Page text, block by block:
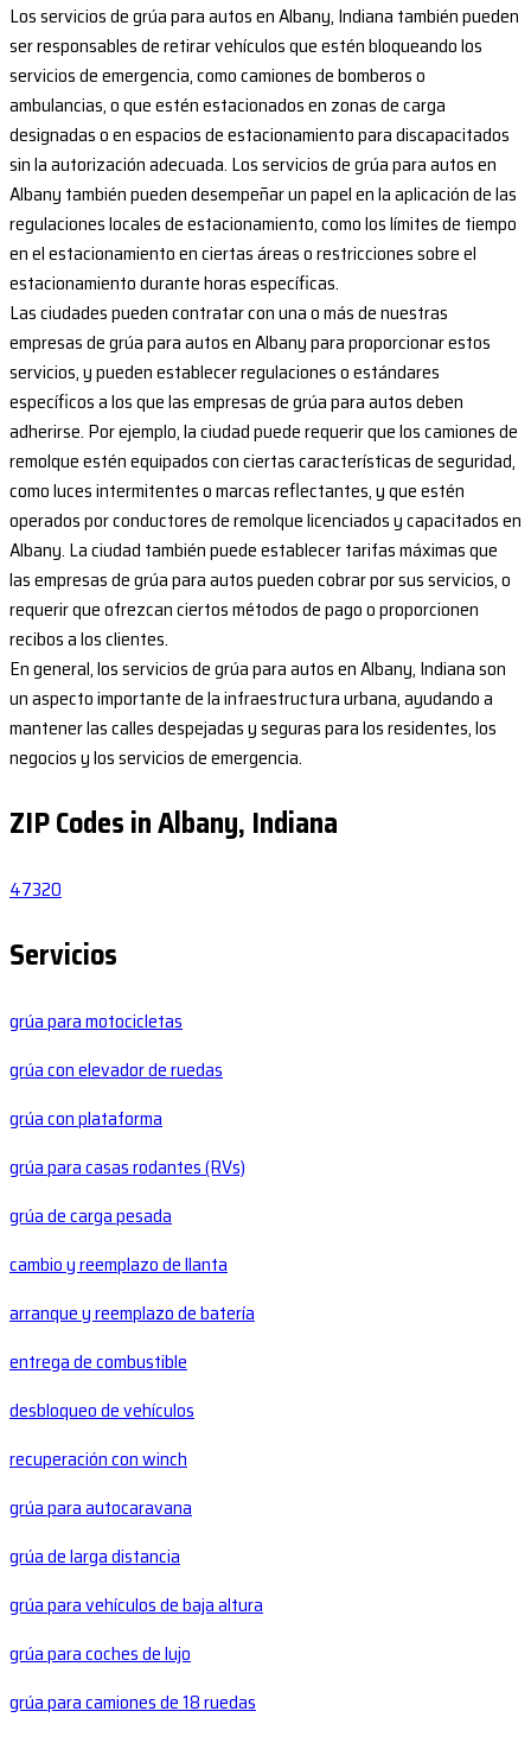
Los servicios de grúa para autos en Albany, Indiana también pueden
ser responsables de retirar vehículos que estén bloqueando los
servicios de emergencia, como camiones de bomberos o
ambulancias, o que estén estacionados en zonas de carga
designadas o en espacios de estacionamiento para discapacitados
sin la autorización adecuada. Los servicios de grúa para autos en
Albany también pueden desempeñar un papel en la aplicación de las
regulaciones locales de estacionamiento, como los límites de tiempo
en el estacionamiento en ciertas áreas o restricciones sobre el
estacionamiento durante horas específicas.
Las ciudades pueden contratar con una o más de nuestras
empresas de grúa para autos en Albany para proporcionar estos
servicios, y pueden establecer regulaciones o estándares
específicos a los que las empresas de grúa para autos deben
adherirse. Por ejemplo, la ciudad puede requerir que los camiones de
remolque estén equipados con ciertas características de seguridad,
como luces intermitentes o marcas reflectantes, y que estén
operados por conductores de remolque licenciados y capacitados en
Albany. La ciudad también puede establecer tarifas máximas que
las empresas de grúa para autos pueden cobrar por sus servicios, o
requerir que ofrezcan ciertos métodos de pago o proporcionen
recibos a los clientes.
En general, los servicios de grúa para autos en Albany, Indiana son
un aspecto importante de la infraestructura urbana, ayudando a
mantener las calles despejadas y seguras para los residentes, los
negocios y los servicios de emergencia.
ZIP Codes in Albany, Indiana
47320
Servicios
grúa para motocicletas
grúa con elevador de ruedas
grúa con plataforma
grúa para casas rodantes (RVs)
grúa de carga pesada
cambio y reemplazo de llanta
arranque y reemplazo de batería
entrega de combustible
desbloqueo de vehículos
recuperación con winch
grúa para autocaravana
grúa de larga distancia
grúa para vehículos de baja altura
grúa para coches de lujo
grúa para camiones de 18 ruedas